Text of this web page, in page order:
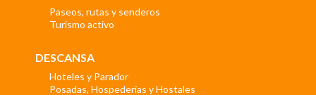
Paseos, rutas y senderos
Turismo activo
DESCANSA
Hoteles y Parador
Posadas, Hospederías y Hostales